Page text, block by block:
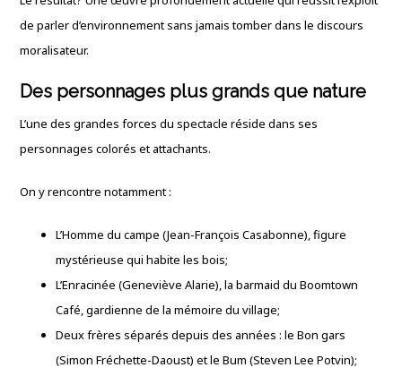
de parler d’environnement sans jamais tomber dans le discours
moralisateur.
Des personnages plus grands que nature
L’une des grandes forces du spectacle réside dans ses
personnages colorés et attachants.
On y rencontre notamment :
L’Homme du campe (Jean-François Casabonne), figure
mystérieuse qui habite les bois;
L’Enracinée (Geneviève Alarie), la barmaid du Boomtown
Café, gardienne de la mémoire du village;
Deux frères séparés depuis des années : le Bon gars
(Simon Fréchette-Daoust) et le Bum (Steven Lee Potvin);